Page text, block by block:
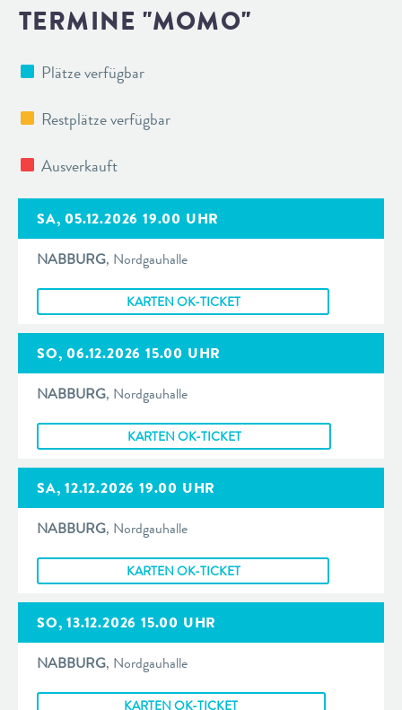
TERMINE "MOMO"
Plätze verfügbar
Restplätze verfügbar
Ausverkauft
SA, 05.12.2026 19.00 UHR
NABBURG, Nordgauhalle
KARTEN OK-TICKET
SO, 06.12.2026 15.00 UHR
NABBURG, Nordgauhalle
KARTEN OK-TICKET
SA, 12.12.2026 19.00 UHR
NABBURG, Nordgauhalle
KARTEN OK-TICKET
SO, 13.12.2026 15.00 UHR
NABBURG, Nordgauhalle
KARTEN OK-TICKET